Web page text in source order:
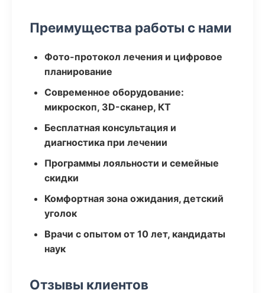
Преимущества работы с нами
Фото-протокол лечения и цифровое
планирование
Современное оборудование:
микроскоп, 3D-сканер, КТ
Бесплатная консультация и
диагностика при лечении
Программы лояльности и семейные
скидки
Комфортная зона ожидания, детский
уголок
Врачи с опытом от 10 лет, кандидаты
наук
Отзывы клиентов